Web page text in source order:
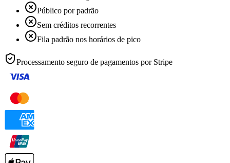
Público por padrão
Sem créditos recorrentes
Fila padrão nos horários de pico
Processamento seguro de pagamentos por Stripe